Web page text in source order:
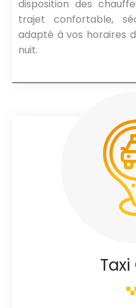
disposition des
trajet confortable,
adapté à vos horaires
nuit.